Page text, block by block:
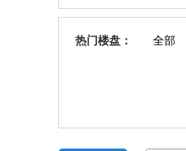
热门楼盘： 全部